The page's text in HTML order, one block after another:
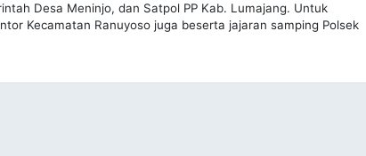
Desa Meninjo, dan Satpol PP Kab. Lumajang. Untuk
Kecamatan Ranuyoso juga beserta jajaran samping Polsek